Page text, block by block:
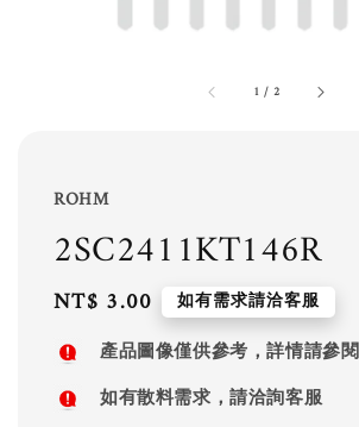
1 / 2
ROHM
2SC2411KT146R
Regular
price
NT$ 3.00 如有需求請洽客服
產品圖像僅供參考，詳情請參
如有散料需求，請洽詢客服